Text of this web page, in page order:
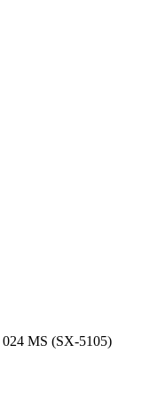
MS (SX-5105)